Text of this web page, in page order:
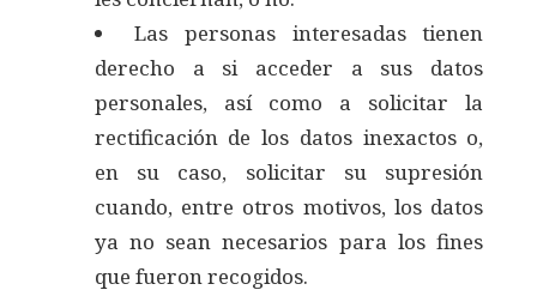
Las personas interesadas tienen
derecho a si acceder a sus datos
personales, así como a solicitar la
rectificación de los datos inexactos o,
en su caso, solicitar su supresión
cuando, entre otros motivos, los datos
ya no sean necesarios para los fines
que fueron recogidos.